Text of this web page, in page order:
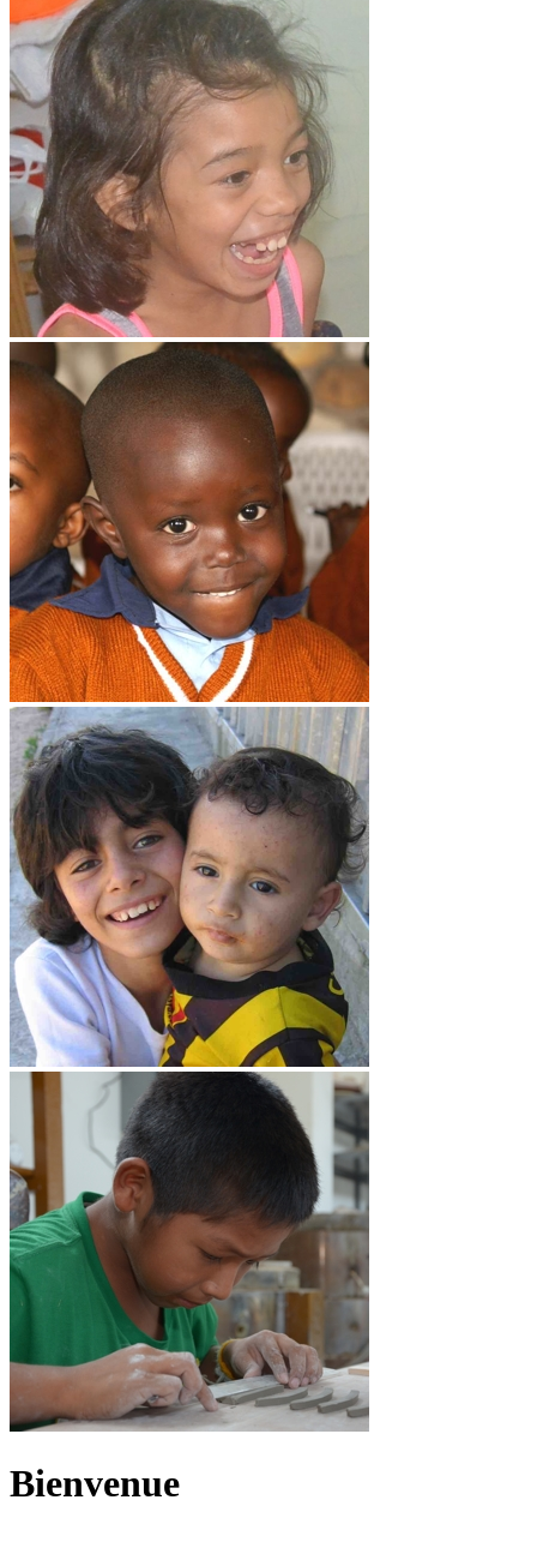
Bienvenue